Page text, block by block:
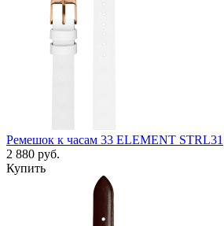
Ремешок к часам 33 ELEMENT STRL31
2 880 руб.
Купить